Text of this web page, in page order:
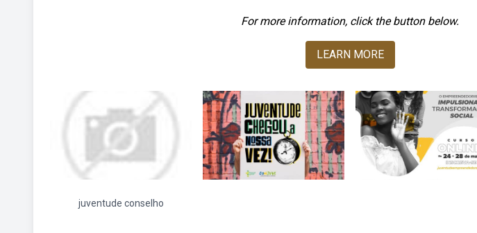
For more information, click the button below.
LEARN MORE
juventude conselho